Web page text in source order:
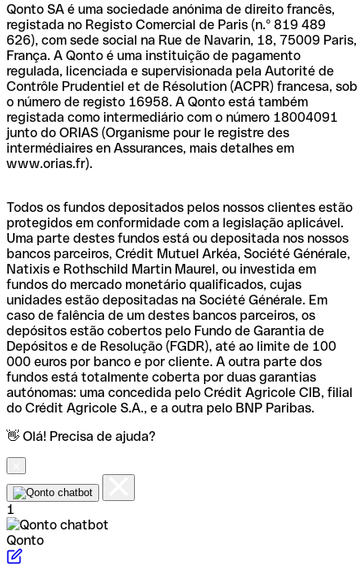
Qonto SA é uma sociedade anónima de direito francês,
registada no Registo Comercial de Paris (n.º 819 489
626), com sede social na Rue de Navarin, 18, 75009 Paris,
França. A Qonto é uma instituição de pagamento
regulada, licenciada e supervisionada pela Autorité de
Contrôle Prudentiel et de Résolution (ACPR) francesa, sob
o número de registo 16958. A Qonto está também
registada como intermediário com o número 18004091
junto do ORIAS (Organisme pour le registre des
intermédiaires en Assurances, mais detalhes em
www.orias.fr).
Todos os fundos depositados pelos nossos clientes estão
protegidos em conformidade com a legislação aplicável.
Uma parte destes fundos está ou depositada nos nossos
bancos parceiros, Crédit Mutuel Arkéa, Société Générale,
Natixis e Rothschild Martin Maurel, ou investida em
fundos do mercado monetário qualificados, cujas
unidades estão depositadas na Société Générale. Em
caso de falência de um destes bancos parceiros, os
depósitos estão cobertos pelo Fundo de Garantia de
Depósitos e de Resolução (FGDR), até ao limite de 100
000 euros por banco e por cliente. A outra parte dos
fundos está totalmente coberta por duas garantias
autónomas: uma concedida pelo Crédit Agricole CIB, filial
do Crédit Agricole S.A., e a outra pelo BNP Paribas.
👋 Olá! Precisa de ajuda?
1
Qonto